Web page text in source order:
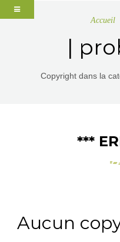
Accueil
|
Copyright dans la
***
Aucun